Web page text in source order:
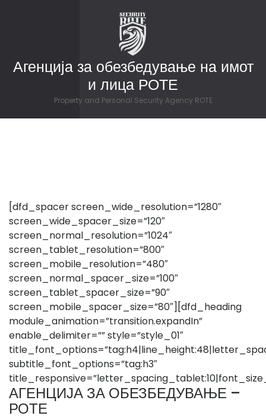
Агенција за обезбедување на имот
и лица РОТЕ
Property and Personal Security Agency ROTE
[dfd_spacer screen_wide_resolution=”1280″
screen_wide_spacer_size=”120″
screen_normal_resolution=”1024″
screen_tablet_resolution=”800″
screen_mobile_resolution=”480″
screen_normal_spacer_size=”100″
screen_tablet_spacer_size=”90″
screen_mobile_spacer_size=”80″][dfd_heading
module_animation=”transition.expandIn”
enable_delimiter=”” style=”style_01″
subtitle_font_options=”tag:h3″
АГЕНЦИЈА ЗА ОБЕЗБЕДУВАЊЕ –
РОТЕ